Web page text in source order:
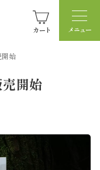
カート
始
開始